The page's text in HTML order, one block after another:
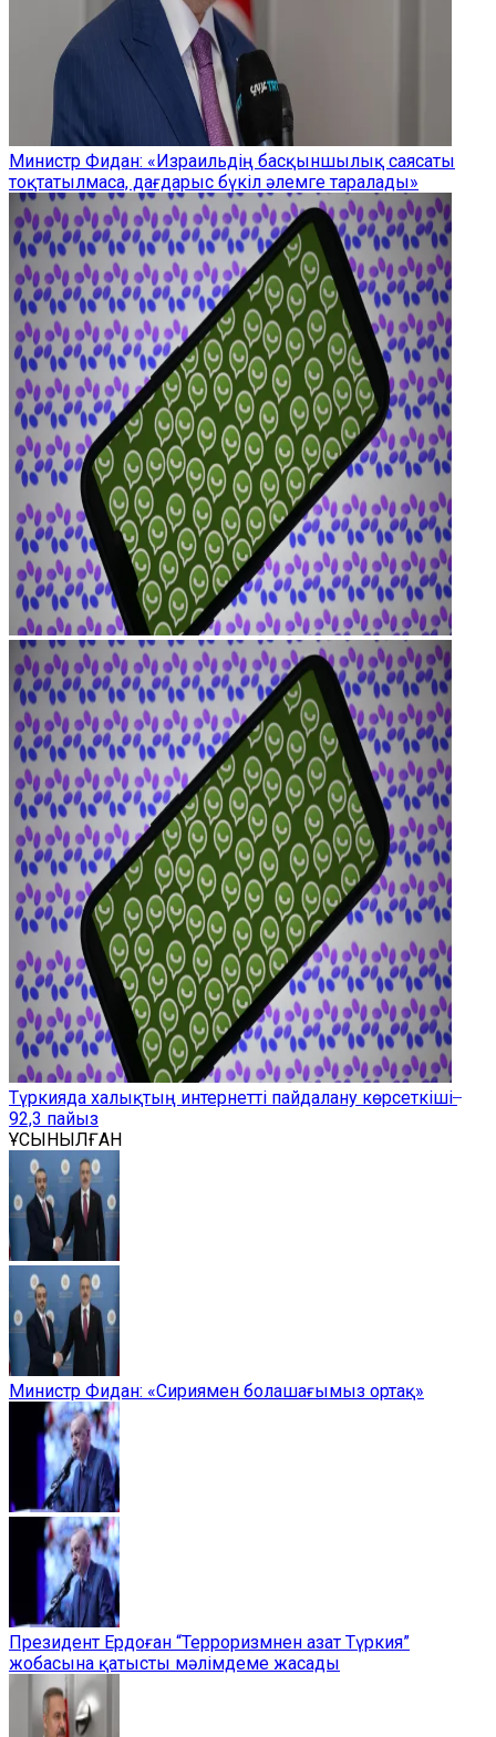
Министр Фидан: «Израильдің басқыншылық саясаты
тоқтатылмаса, дағдарыс бүкіл әлемге таралады»
Түркияда халықтың интернетті пайдалану көрсеткіші ̶
92,3 пайыз
ҰСЫНЫЛҒАН
Министр Фидан: «Сириямен болашағымыз ортақ»
Президент Ердоған “Терроризмнен азат Түркия”
жобасына қатысты мәлімдеме жасады